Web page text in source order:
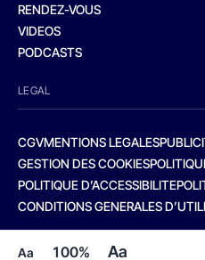
Aa 100% Aa
RENDEZ-VOUS
VIDEOS
PODCASTS
LEGAL
CGVMENTIONS LEGALES
GESTION DES COOKIES
POLITIQUE D’ACCESSIBILITE
CONDITIONS GENERALES